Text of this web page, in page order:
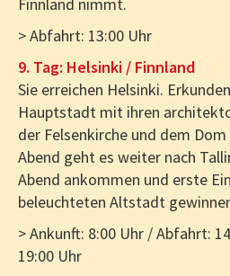
Finnland nimmt.
> Abfahrt: 13:00 Uhr
9. Tag: Helsinki / Finnland
Sie erreichen Helsinki.
Hauptstadt mit ihren
der Felsenkirche und dem
Abend geht es weiter nach
Abend ankommen und erste
beleuchteten Altstadt
> Ankunft: 8:00 Uhr / Abfahrt:
19:00 Uhr